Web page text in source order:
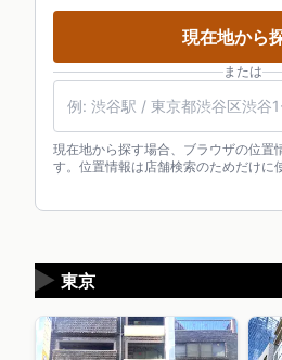
現在地から
または
現在地から探す場合、ブラウザの位置
す。位置情報は店舗検索のためだけに
東京
▶